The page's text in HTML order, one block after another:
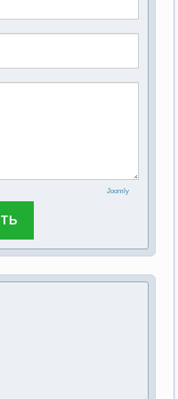
Российской
граждан в
Joomly